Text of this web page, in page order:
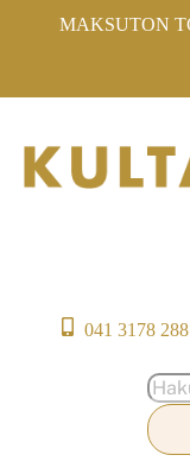
MAKSUTON
041 3178 288